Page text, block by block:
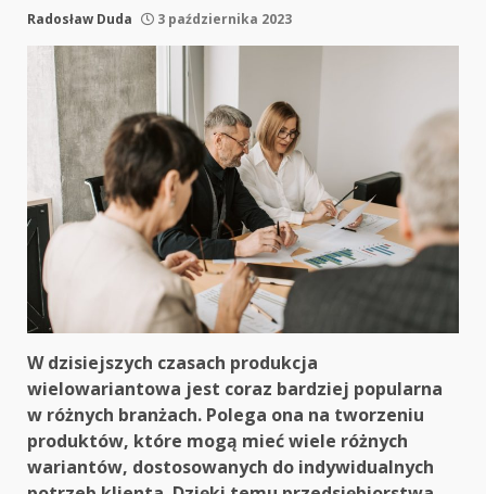
Radosław Duda 3 października 2023
W dzisiejszych czasach produkcja
wielowariantowa jest coraz bardziej popularna
w różnych branżach. Polega ona na tworzeniu
produktów, które mogą mieć wiele różnych
wariantów, dostosowanych do indywidualnych